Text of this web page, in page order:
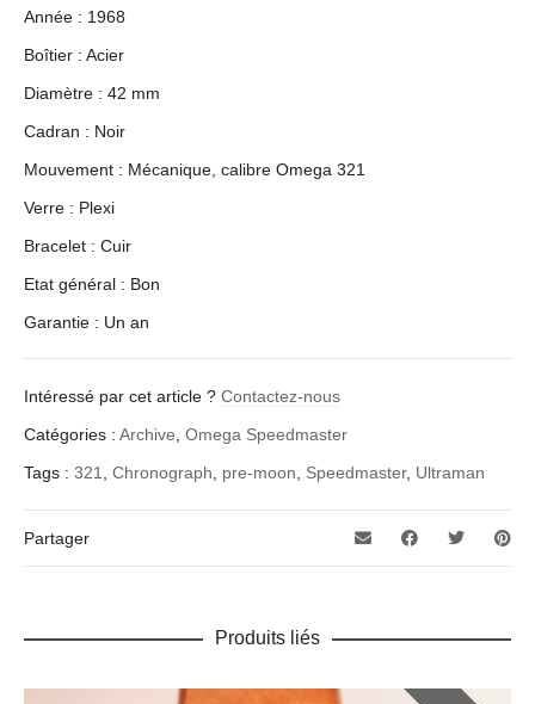
Année : 1968
Boîtier : Acier
Diamètre : 42 mm
Cadran : Noir
Mouvement : Mécanique, calibre Omega 321
Verre : Plexi
Bracelet : Cuir
Etat général : Bon
Garantie : Un an
Intéressé par cet article ? Contactez-nous
Catégories : Archive, Omega Speedmaster
Tags : 321, Chronograph, pre-moon, Speedmaster, Ultraman
Partager
Produits liés